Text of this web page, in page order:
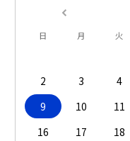
日 月 火
2
3 4
9
10 11
16
17 18